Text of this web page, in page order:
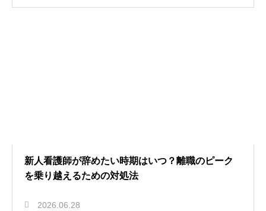
新人看護師が辞めたい時期はいつ？離職のピーク
を乗り越えるための対処法
2026.06.28